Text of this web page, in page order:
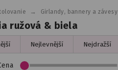
ružová & biela
→ Girlandy, bannery a závesy
Nejlevnější Nejdražší